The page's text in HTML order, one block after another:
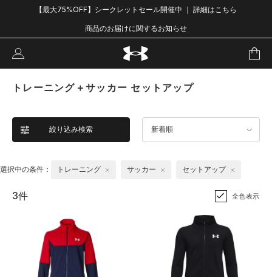
【最大75%OFF】シークレットセール開催中 ｜ 詳細はこちら
商品のお届けに関するお知らせ
トレーニング＋サッカー セットアップ
絞り込み検索 新着順
選択中の条件： トレーニング サッカー セットアップ
3件 全色表示